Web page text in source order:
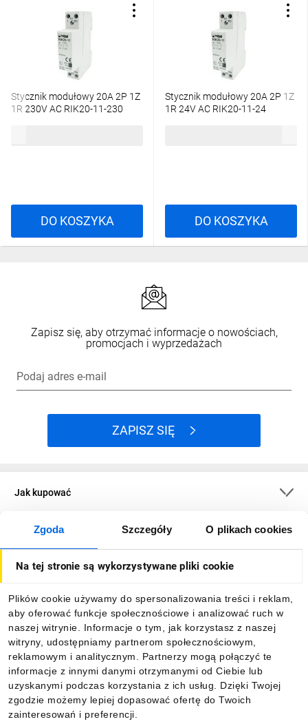
Zgoda Szczegóły O plikach cookies
Na tej stronie są wykorzystywane pliki cookie
Plików cookie używamy do spersonalizowania treści i reklam,
aby oferować funkcje społecznościowe i analizować ruch w
naszej witrynie. Informacje o tym, jak korzystasz z naszej
witryny, udostępniamy partnerom społecznościowym,
reklamowym i analitycznym. Partnerzy mogą połączyć te
informacje z innymi danymi otrzymanymi od Ciebie lub
uzyskanymi podczas korzystania z ich usług. Dzięki Twojej
zgodzie możemy lepiej dopasować ofertę do Twoich
zainteresowań i preferencji.
Stycznik modułowy 20A 2P 1Z
1R 230V AC RIK20-11-230
DO KOSZYKA
Stycznik modułowy 20A 2P 1Z
1R 24V AC RIK20-11-24
DO KOSZYKA
Zapisz się, aby otrzymać informacje o nowościach,
promocjach i wyprzedażach
Podaj adres e-mail
ZAPISZ SIĘ
Jak kupować
O firmie
Informacje
Pobierz naszą aplikację mobilną: